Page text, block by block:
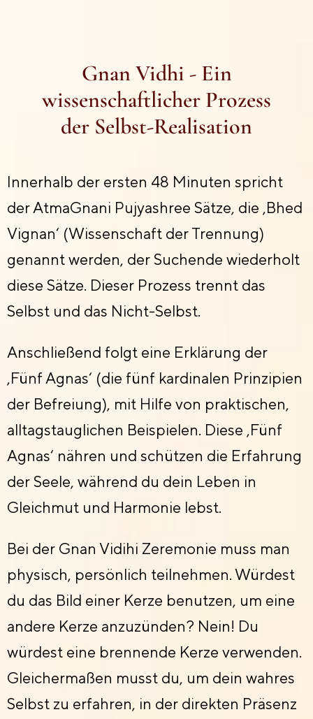
Gnan Vidhi - Ein
wissenschaftlicher Prozess
der Selbst-Realisation
Innerhalb der ersten 48 Minuten spricht
der AtmaGnani Pujyashree Sätze, die ‚Bhed
Vignan‘ (Wissenschaft der Trennung)
genannt werden, der Suchende wiederholt
diese Sätze. Dieser Prozess trennt das
Selbst und das Nicht-Selbst.
Anschließend folgt eine Erklärung der
‚Fünf Agnas‘ (die fünf kardinalen Prinzipien
der Befreiung), mit Hilfe von praktischen,
alltagstauglichen Beispielen. Diese ‚Fünf
Agnas‘ nähren und schützen die Erfahrung
der Seele, während du dein Leben in
Gleichmut und Harmonie lebst.
Bei der Gnan Vidihi Zeremonie muss man
physisch, persönlich teilnehmen. Würdest
du das Bild einer Kerze benutzen, um eine
andere Kerze anzuzünden? Nein! Du
würdest eine brennende Kerze verwenden.
Gleichermaßen musst du, um dein wahres
Selbst zu erfahren, in der direkten Präsenz